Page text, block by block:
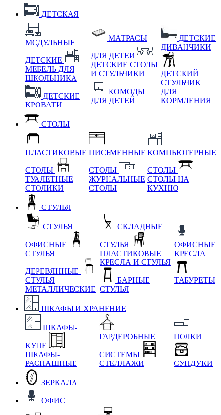
ДЕТСКАЯ
МОДУЛЬНЫЕ
ДЕТСКИЕ
МЕБЕЛЬ ДЛЯ
ШКОЛЬНИКА
ДЕТСКИЕ
КРОВАТИ
МАТРАСЫ
ДЛЯ ДЕТЕЙ
ДЕТСКИЕ СТОЛЫ
И СТУЛЬЧИКИ
КОМОДЫ
ДЛЯ ДЕТЕЙ
ДЕТСКИЕ
ДИВАНЧИКИ
ДЕТСКИЙ
СТУЛЬЧИК
ДЛЯ
КОРМЛЕНИЯ
СТОЛЫ
ПЛАСТИКОВЫЕ
СТОЛЫ
ТУАЛЕТНЫЕ
СТОЛИКИ
ПИСЬМЕННЫЕ
СТОЛЫ
ЖУРНАЛЬНЫЕ
СТОЛЫ
КОМПЬЮТЕРНЫЕ
СТОЛЫ
СТОЛЫ НА
КУХНЮ
СТУЛЬЯ
СТУЛЬЯ
ОФИСНЫЕ
СТУЛЬЯ
ДЕРЕВЯННЫЕ
СТУЛЬЯ
МЕТАЛЛИЧЕСКИЕ
СКЛАДНЫЕ
СТУЛЬЯ
ПЛАСТИКОВЫЕ
КРЕСЛА И СТУЛЬЯ
БАРНЫЕ
СТУЛЬЯ
ОФИСНЫЕ
КРЕСЛА
ТАБУРЕТЫ
ШКАФЫ И ХРАНЕНИЕ
ШКАФЫ-
КУПЕ
ШКАФЫ-
РАСПАШНЫЕ
ГАРДЕРОБНЫЕ
СИСТЕМЫ
СТЕЛЛАЖИ
ПОЛКИ
СУНДУКИ
ЗЕРКАЛА
ОФИС